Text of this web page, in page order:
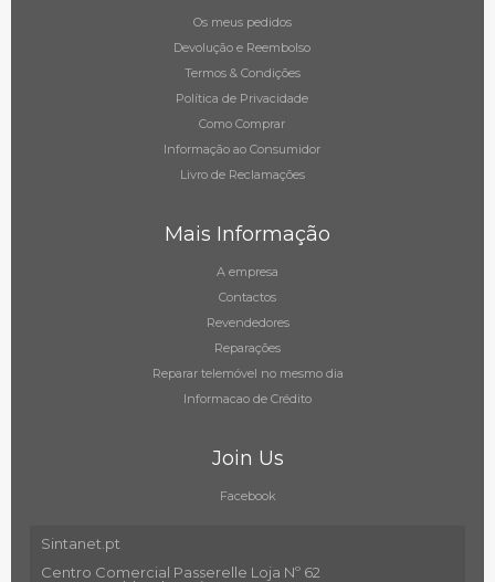
Os meus pedidos
Devolução e Reembolso
Termos & Condições
Política de Privacidade
Como Comprar
Informação ao Consumidor
Livro de Reclamações
Mais Informação
A empresa
Contactos
Revendedores
Reparações
Reparar telemóvel no mesmo dia
Informacao de Crédito
Join Us
Facebook
Sintanet.pt
Centro Comercial Passerelle Loja Nº 62